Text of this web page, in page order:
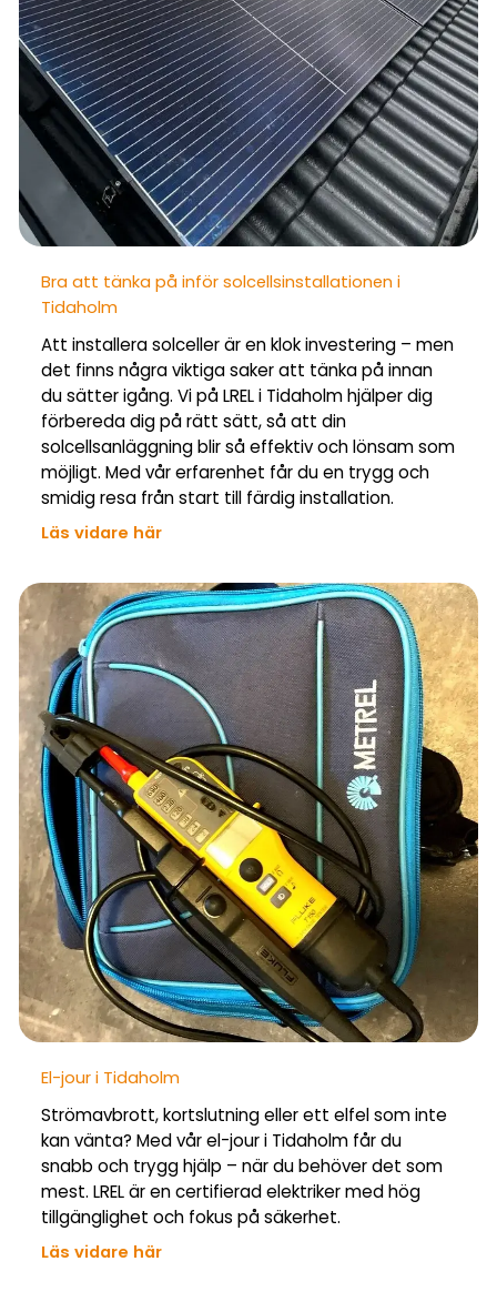
Bra att tänka på inför solcellsinstallationen i
Tidaholm
Att installera solceller är en klok investering – men
det finns några viktiga saker att tänka på innan
du sätter igång. Vi på LREL i Tidaholm hjälper dig
förbereda dig på rätt sätt, så att din
solcellsanläggning blir så effektiv och lönsam som
möjligt. Med vår erfarenhet får du en trygg och
smidig resa från start till färdig installation.
Läs vidare här
El-jour i Tidaholm
Strömavbrott, kortslutning eller ett elfel som inte
kan vänta? Med vår el-jour i Tidaholm får du
snabb och trygg hjälp – när du behöver det som
mest. LREL är en certifierad elektriker med hög
tillgänglighet och fokus på säkerhet.
Läs vidare här